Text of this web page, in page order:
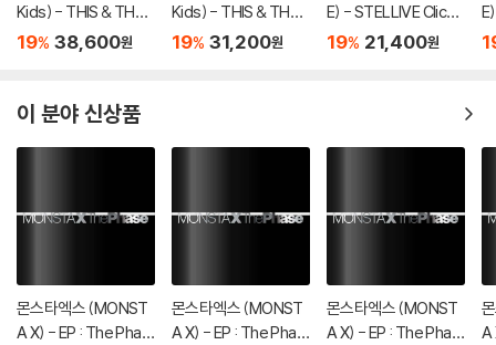
Kids) - THIS & THAT
[2종 SET]
19% 38,600원
Kids) - THIS & THAT
[TRUCK VER.]
19% 31,200원
E) - STELLIVE Cliche
1st EP 「Colorful Stro
19% 21,400원
이 분야 신상품
몬스타엑스 (MONST
A X) - EP : The Phas
몬스타엑스 (MONST
A X) - EP : The Phas
몬스타엑스 (MONST
A X) - EP : The Phas
A